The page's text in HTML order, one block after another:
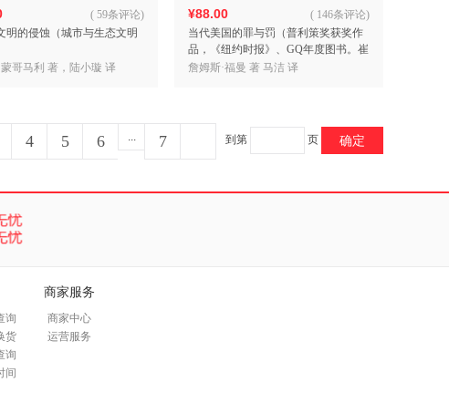
明的侵蚀（城市与生态文明
( 59条评论)
蒙哥马利 著，陆小璇 译
¥88.00
当代美国的罪与罚（普利策奖获奖作
品，《纽约时报》、GQ年度图书。崔
娃诚挚推荐）
( 146条评论)
詹姆斯·福曼 著 马洁 译
到第 页 确定
4 5 6 ... 7
询
货
询
间
商家服务
商家中心
运营服务